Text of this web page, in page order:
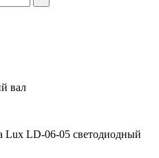
вал